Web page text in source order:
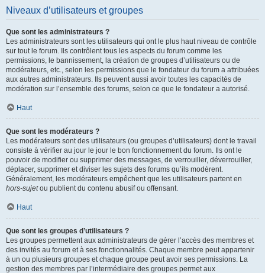
Niveaux d’utilisateurs et groupes
Que sont les administrateurs ?
Les administrateurs sont les utilisateurs qui ont le plus haut niveau de contrôle
sur tout le forum. Ils contrôlent tous les aspects du forum comme les
permissions, le bannissement, la création de groupes d’utilisateurs ou de
modérateurs, etc., selon les permissions que le fondateur du forum a attribuées
aux autres administrateurs. Ils peuvent aussi avoir toutes les capacités de
modération sur l’ensemble des forums, selon ce que le fondateur a autorisé.
Haut
Que sont les modérateurs ?
Les modérateurs sont des utilisateurs (ou groupes d’utilisateurs) dont le travail
consiste à vérifier au jour le jour le bon fonctionnement du forum. Ils ont le
pouvoir de modifier ou supprimer des messages, de verrouiller, déverrouiller,
déplacer, supprimer et diviser les sujets des forums qu’ils modèrent.
Généralement, les modérateurs empêchent que les utilisateurs partent en
hors-sujetou publient du contenu abusif ou offensant.
Haut
Que sont les groupes d’utilisateurs ?
Les groupes permettent aux administrateurs de gérer l’accès des membres et
des invités au forum et à ses fonctionnalités. Chaque membre peut appartenir
à un ou plusieurs groupes et chaque groupe peut avoir ses permissions. La
gestion des membres par l’intermédiaire des groupes permet aux